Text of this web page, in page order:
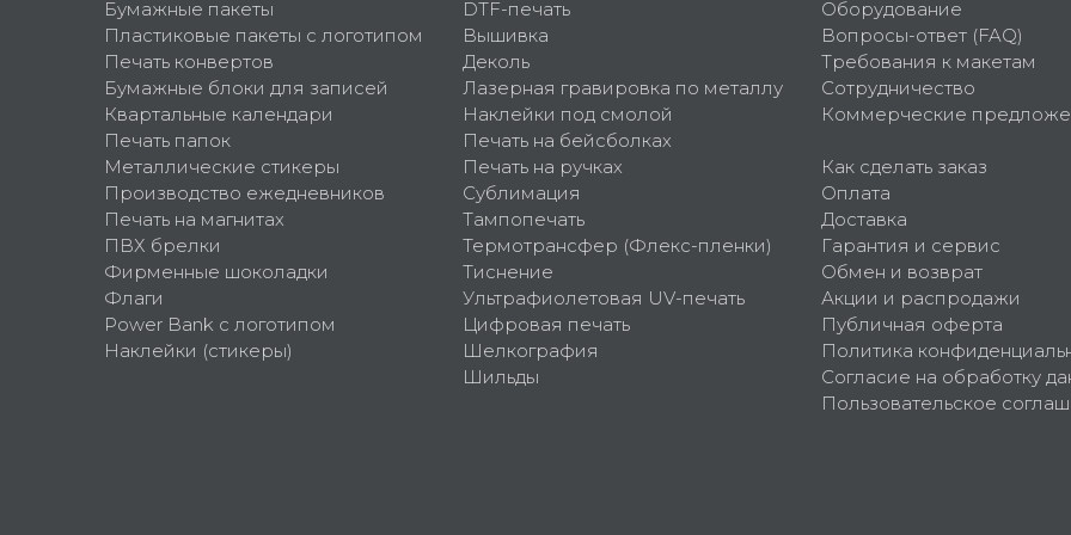
Бумажные пакеты
Пластиковые пакеты с логотипом
Печать конвертов
Бумажные блоки для записей
Квартальные календари
Печать папок
Металлические стикеры
Производство ежедневников
Печать на магнитах
ПВХ брелки
Фирменные шоколадки
Флаги
Power Bank с логотипом
Наклейки (стикеры)
DTF-печать
Вышивка
Деколь
Лазерная гравировка по металлу
Наклейки под смолой
Печать на бейсболках
Печать на ручках
Сублимация
Тампопечать
Термотрансфер (Флекс-пленки)
Тиснение
Ультрафиолетовая UV-печать
Цифровая печать
Шелкография
Шильды
Оборудование
Вопросы-ответ (FAQ)
Требования к макетам
Сотрудничество
Коммерческие
Как сделать заказ
Оплата
Доставка
Гарантия и сервис
Обмен и возврат
Акции и распродажи
Публичная оферта
Политика
Согласие на обработку
Пользовательское